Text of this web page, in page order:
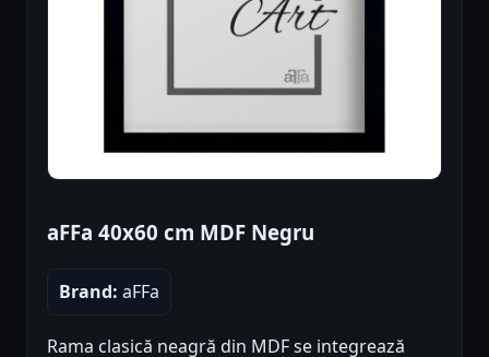
aFFa 40x60 cm MDF Negru
Brand: aFFa
Rama clasică neagră din MDF se integrează